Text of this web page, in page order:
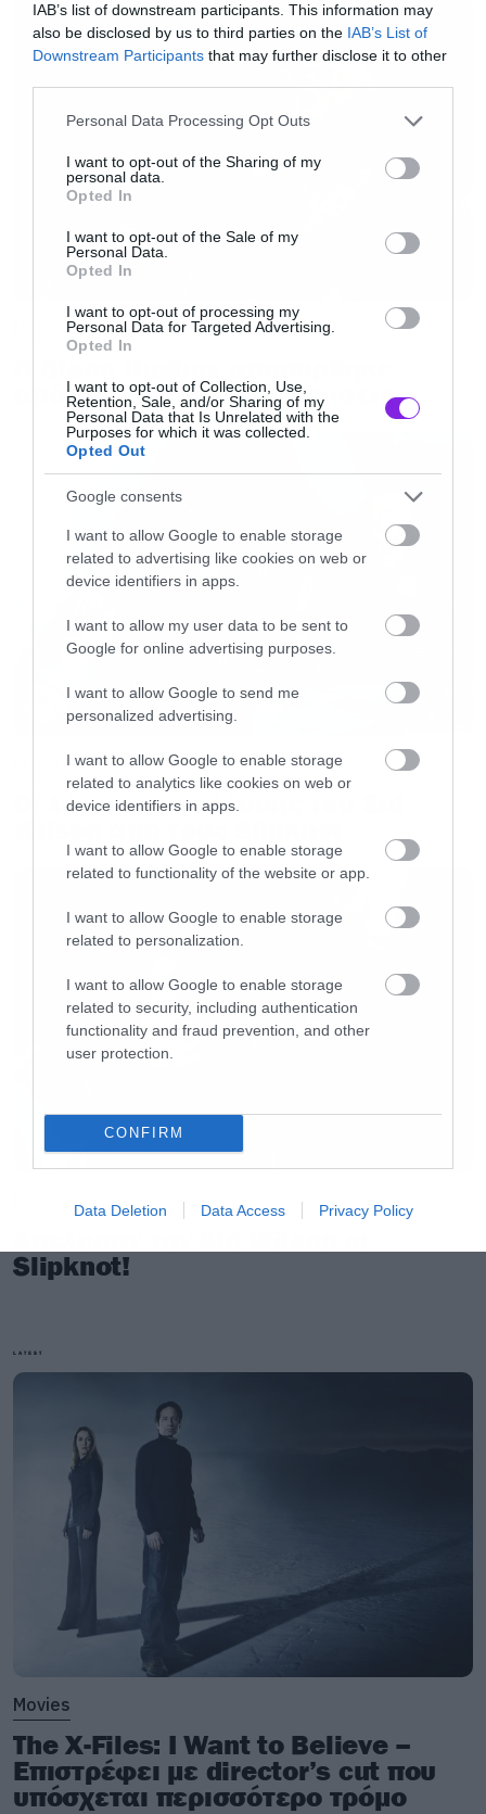
IAB’s list of downstream participants. This information may
also be disclosed by us to third parties on the IAB’s List of
Downstream Participants that may further disclose it to other
Please note that this website/app uses one or more Google
not limited to your visit or usage behaviour. You may click to
grant or deny consent to Google and its third-party tags to
use your data for below specified purposes in below Google
consent section.
Personal Data Processing Opt Outs
I want to opt-out of the Sharing of my
personal data.
Opted In
I want to opt-out of the Sale of my
Personal Data.
Opted In
I want to opt-out of processing my
Personal Data for Targeted Advertising.
Opted In
I want to opt-out of Collection, Use,
Retention, Sale, and/or Sharing of my
Personal Data that Is Unrelated with the
Purposes for which it was collected.
Opted Out
Google consents
I want to allow Google to enable storage
related to advertising like cookies on web or
device identifiers in apps.
I want to allow my user data to be sent to
Google for online advertising purposes.
I want to allow Google to send me
personalized advertising.
I want to allow Google to enable storage
related to analytics like cookies on web or
device identifiers in apps.
I want to allow Google to enable storage
related to functionality of the website or app.
I want to allow Google to enable storage
related to personalization.
I want to allow Google to enable storage
related to security, including authentication
functionality and fraud prevention, and other
user protection.
CONFIRM
Data Deletion Data Access Privacy Policy
Θα την αξίζαμε φυσικά ακόμα μία συναυλία
των Metallica; Φυσικά και θα την αξίζαμε, αλλά
φυσικά αυτό δεν μπορεί να το προβλέψει
κανείς και ειδικά σε περιπτώσεις με τόσο γερό
προγραμματισμό. Θα μας επιτρέψετε πάντως
να ελπίζουμε σε θαύματα… Και τίποτα να μην
γίνει όμως, όπως είναι το φυσιολογικό,
τουλάχιστον ξέρουμε από τώρα ότι στις 9
*Η κεντρική εικόνα δεν αντικατοπτρίζει τις
πραγματικές θέσεις των υπόλοιπων χωρών στις
πωλήσεις.
από τις ζωντανές εμφανίσεις
Οι λόγοι της απόλυσης του Sid
Slipknot!
LATEST
Movies
The X-Files: I Want to Believe –
Επιστρέφει με director’s cut που
υπόσχεται περισσότερο τρόμο